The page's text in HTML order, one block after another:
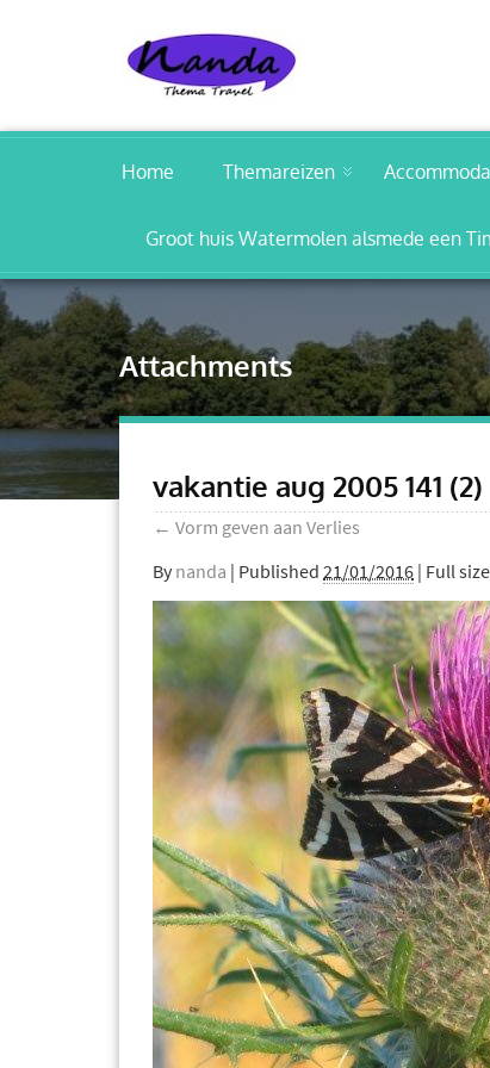
Home Themareizen
Groot huis Watermolen alsmede een
Attachments
vakantie aug 2005 141 (2)
← Vorm geven aan Verlies
By nanda | Published 21/01/2016 | Full